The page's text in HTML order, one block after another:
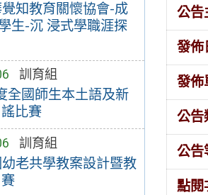
知教育關懷協會-成
生-沉 浸式學職涯探
訓育組
全國師生本土語及新
比賽
訓育組
老共學教案設計暨教
公告
發佈
發佈
公告
公告
點閱